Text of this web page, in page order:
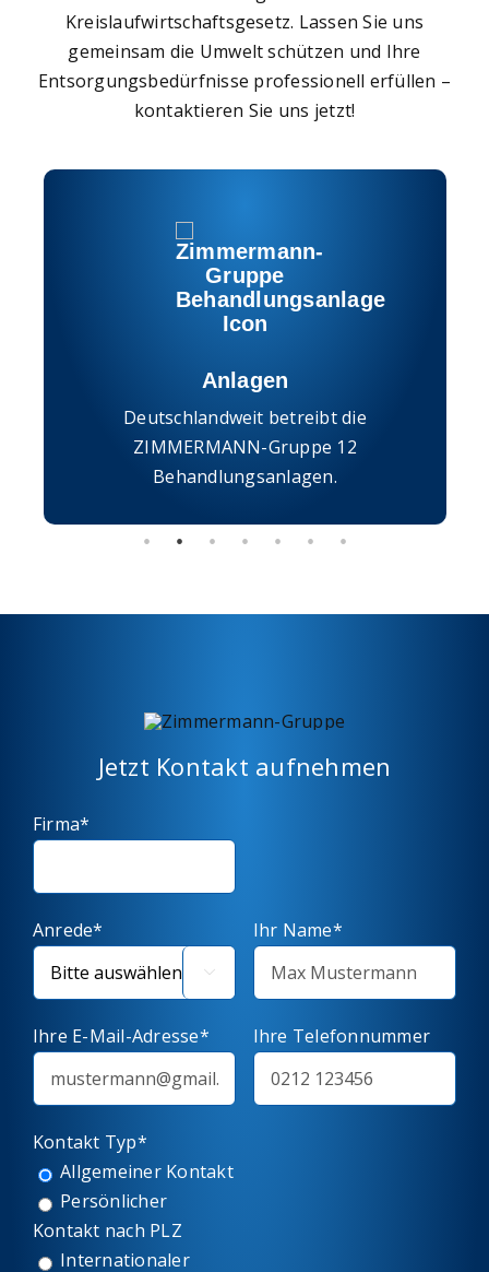
Kreislaufwirtschaftsgesetz. Lassen Sie uns
gemeinsam die Umwelt schützen und Ihre
Entsorgungsbedürfnisse professionell erfüllen –
kontaktieren Sie uns jetzt!
Anlagen
Deutschlandweit betreibt die
ZIMMERMANN-Gruppe 12
Behandlungsanlagen.
Jetzt Kontakt aufnehmen
Firma*
Anrede*

Ihr Name*
Ihre E-Mail-Adresse* Ihre Telefonnummer
Kontakt Typ*
Allgemeiner Kontakt
Persönlicher
Kontakt nach PLZ
Internationaler